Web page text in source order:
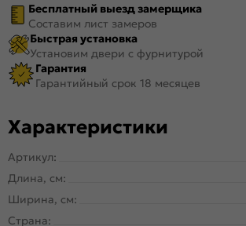
Бесплатный выезд замерщика
Составим лист замеров
Быстрая установка
Установим двери с фурнитурой
Гарантия
Гарантийный срок 18 месяцев
Характеристики
Артикул:
Длина, см:
Ширина, см:
Страна: